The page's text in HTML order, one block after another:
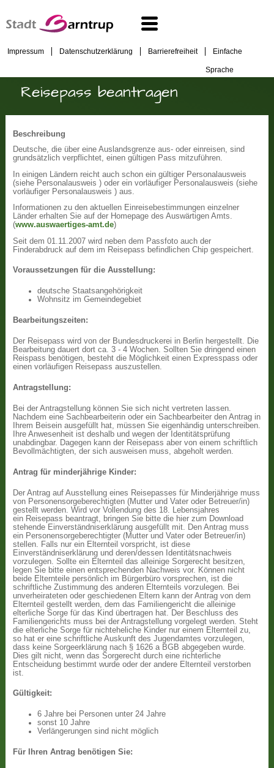
Impressum Datenschutzerklärung Barrierefreiheit Einfache
Sprache
Reisepass beantragen
Beschreibung
Deutsche, die über eine Auslandsgrenze aus- oder einreisen, sind
grundsätzlich verpflichtet, einen gültigen Pass mitzuführen.
In einigen Ländern reicht auch schon ein gültiger Personalausweis
(siehe Personalausweis ) oder ein vorläufiger Personalausweis (siehe
vorläufiger Personalausweis ) aus.
Informationen zu den aktuellen Einreisebestimmungen einzelner
Länder erhalten Sie auf der Homepage des Auswärtigen Amts.
(www.auswaertiges-amt.de)
Seit dem 01.11.2007 wird neben dem Passfoto auch der
Finderabdruck auf dem im Reisepass befindlichen Chip gespeichert.
Voraussetzungen für die Ausstellung:
deutsche Staatsangehörigkeit
Wohnsitz im Gemeindegebiet
Bearbeitungszeiten:
Der Reisepass wird von der Bundesdruckerei in Berlin hergestellt. Die
Bearbeitung dauert dort ca. 3 - 4 Wochen. Sollten Sie dringend einen
Reispass benötigen, besteht die Möglichkeit einen Expresspass oder
einen vorläufigen Reisepass auszustellen.
Antragstellung:
Bei der Antragstellung können Sie sich nicht vertreten lassen.
Nachdem eine Sachbearbeiterin oder ein Sachbearbeiter den Antrag in
Ihrem Beisein ausgefüllt hat, müssen Sie eigenhändig unterschreiben.
Ihre Anwesenheit ist deshalb und wegen der Identitätsprüfung
unabdingbar. Dagegen kann der Reisepass aber von einem schriftlich
Bevollmächtigten, der sich ausweisen muss, abgeholt werden.
Antrag für minderjährige Kinder:
Der Antrag auf Ausstellung eines Reisepasses für Minderjährige muss
von Personensorgeberechtigten (Mutter und Vater oder Betreuer/in)
gestellt werden. Wird vor Vollendung des 18. Lebensjahres
ein Reisepass beantragt, bringen Sie bitte die hier zum Download
stehende Einverständniserklärung ausgefüllt mit. Den Antrag muss
ein Personensorgeberechtigter (Mutter und Vater oder Betreuer/in)
stellen. Falls nur ein Elternteil vorspricht, ist diese
Einverständniserklärung und deren/dessen Identitätsnachweis
vorzulegen. Sollte ein Elternteil das alleinige Sorgerecht besitzen,
legen Sie bitte einen entsprechenden Nachweis vor. Können nicht
beide Elternteile persönlich im Bürgerbüro vorsprechen, ist die
schriftliche Zustimmung des anderen Elternteils vorzulegen. Bei
unverheirateten oder geschiedenen Eltern kann der Antrag von dem
Elternteil gestellt werden, dem das Familiengericht die alleinige
elterliche Sorge für das Kind übertragen hat. Der Beschluss des
Familiengerichts muss bei der Antragstellung vorgelegt werden. Steht
die elterliche Sorge für nichteheliche Kinder nur einem Elternteil zu,
so hat er eine schriftliche Auskunft des Jugendamtes vorzulegen,
dass keine Sorgeerklärung nach § 1626 a BGB abgegeben wurde.
Dies gilt nicht, wenn das Sorgerecht durch eine richterliche
Entscheidung bestimmt wurde oder der andere Elternteil verstorben
ist.
Gültigkeit:
6 Jahre bei Personen unter 24 Jahre
sonst 10 Jahre
Verlängerungen sind nicht möglich
Für Ihren Antrag benötigen Sie: